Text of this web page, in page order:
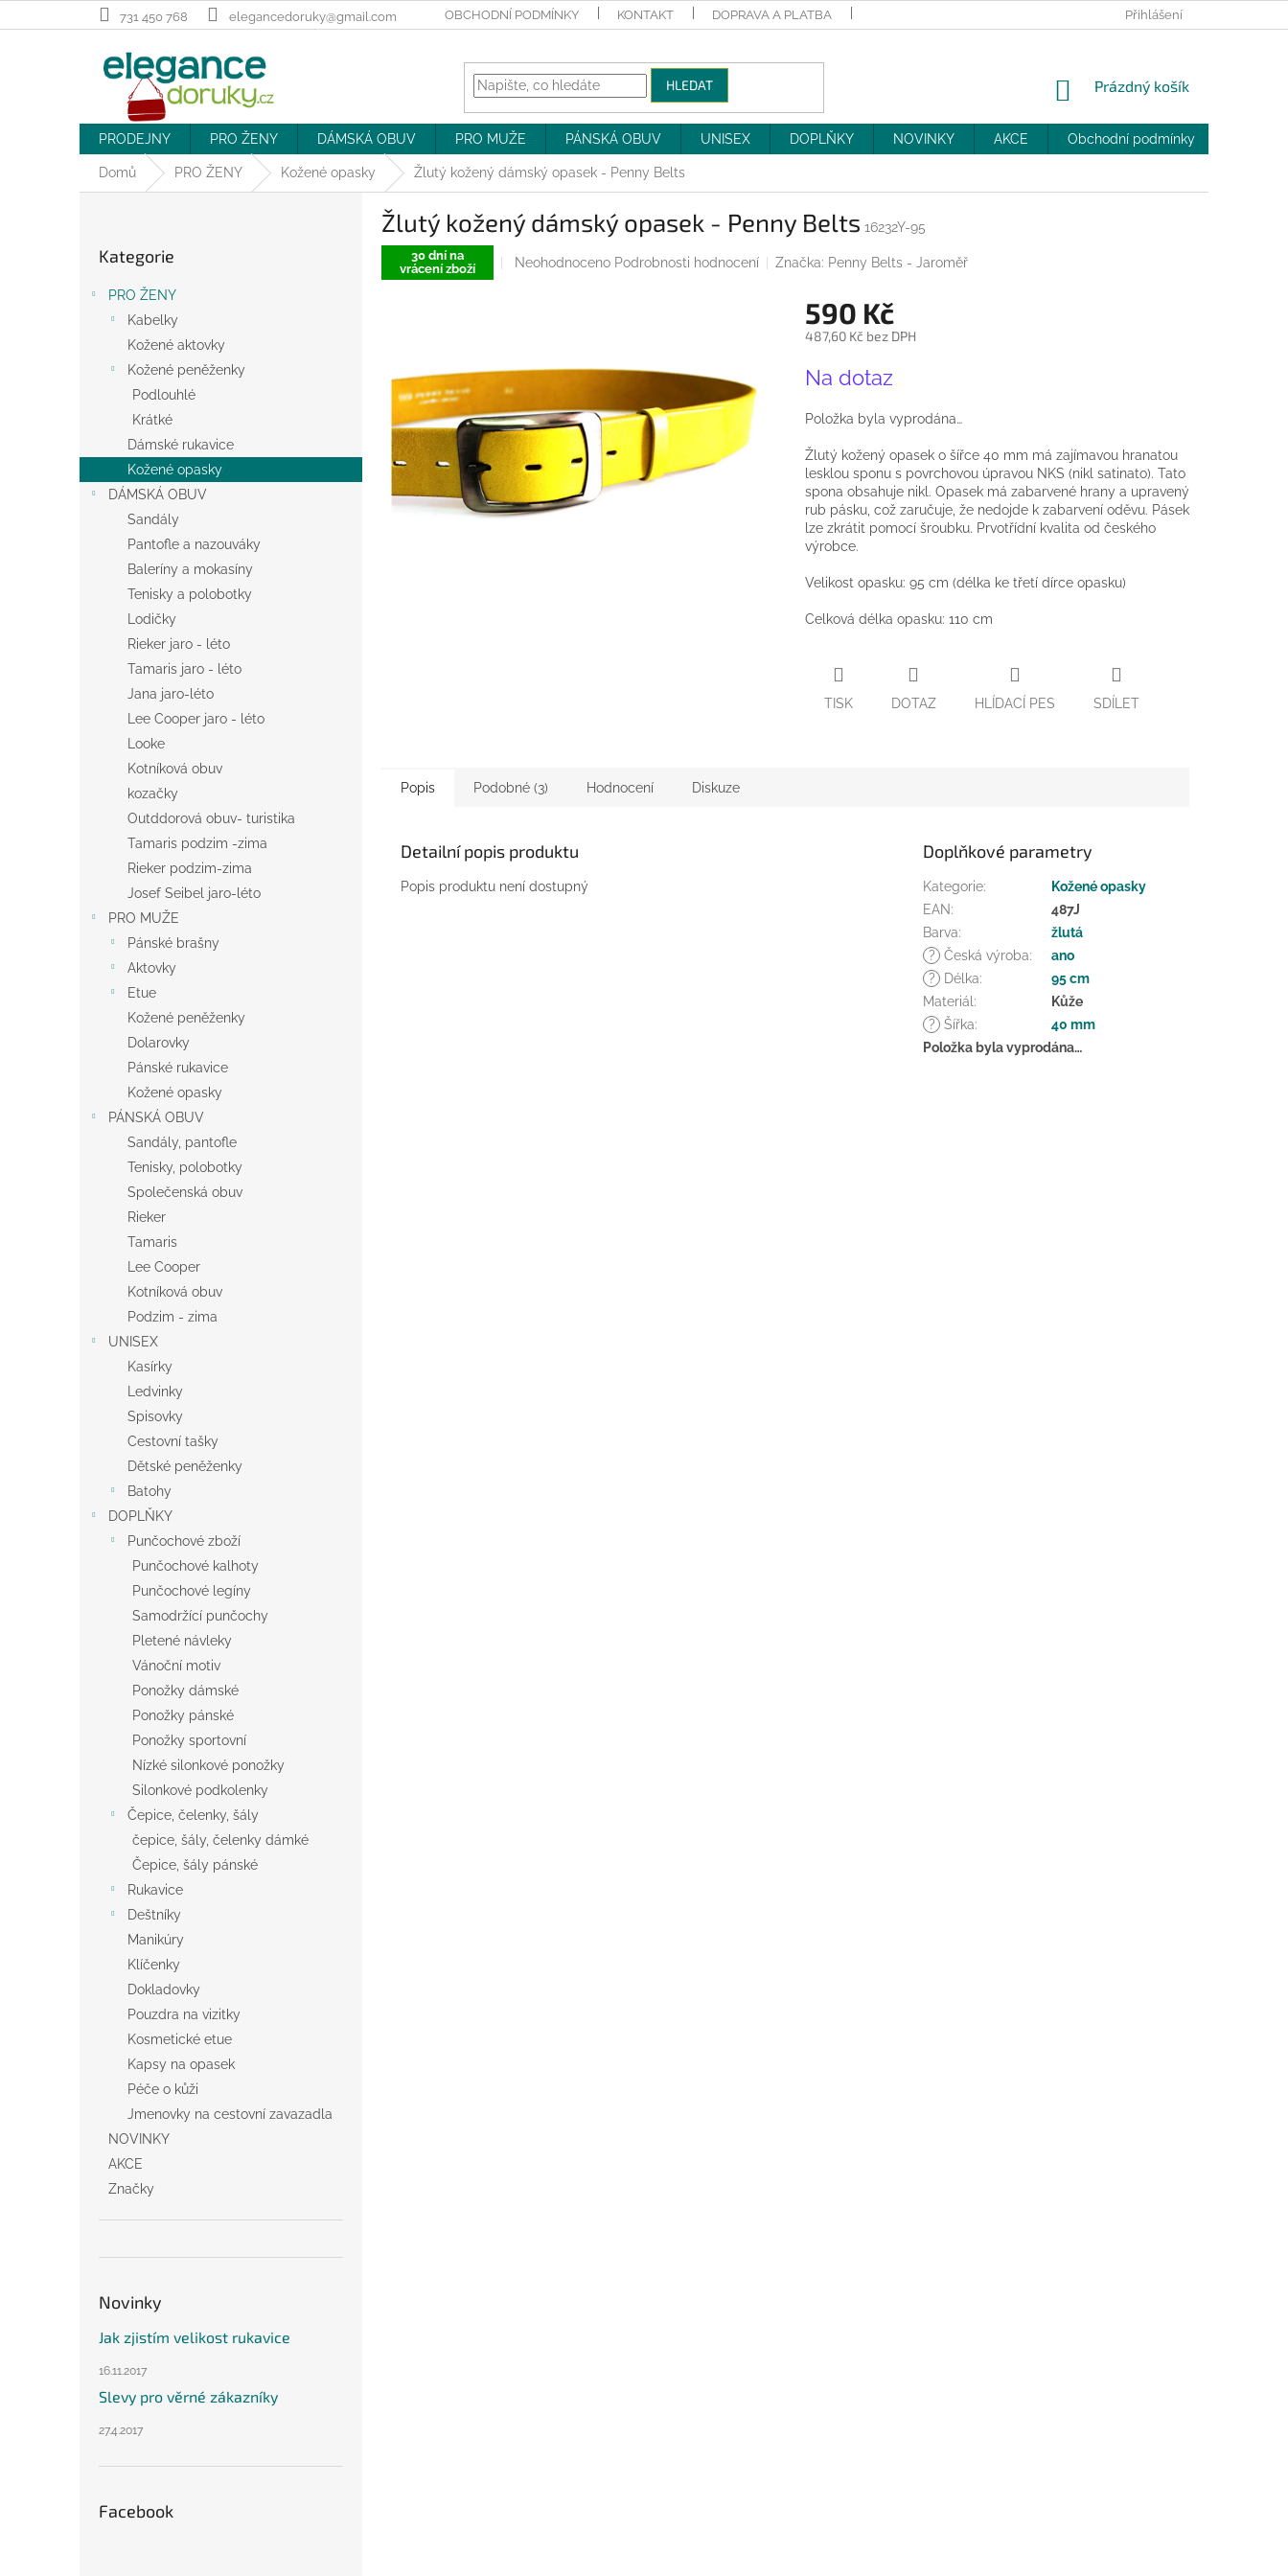
na
731 450 768 elegancedoruky@gmail.com OBCHODNÍ PODMÍNKY KONTAKT DOPRAVA A PLATBA MOJE OBJEDNÁVKA
Přihlášení
HLEDAT
NÁKUPNÍ
Prázdný košík
PRODEJNY PRO ŽENY DÁMSKÁ OBUV PRO MUŽE PÁNSKÁ OBUV UNISEX DOPLŇKY NOVINKY AKCE Obchodní podmínky
Domů PRO ŽENY Kožené opasky Žlutý kožený dámský opasek - Penny Belts
e
l
kategorie
Kategorie
PRO ŽENY
Kabelky
Kožené aktovky
Kožené peněženky
Podlouhlé
Krátké
Dámské rukavice
Kožené opasky
DÁMSKÁ OBUV
Sandály
Pantofle a nazouváky
Baleríny a mokasíny
Tenisky a polobotky
Lodičky
Rieker jaro - léto
Tamaris jaro - léto
Jana jaro-léto
Lee Cooper jaro - léto
Looke
Kotníková obuv
kozačky
Outddorová obuv- turistika
Tamaris podzim -zima
Rieker podzim-zima
Josef Seibel jaro-léto
PRO MUŽE
Pánské brašny
Aktovky
Etue
Kožené peněženky
Dolarovky
Pánské rukavice
Kožené opasky
PÁNSKÁ OBUV
Sandály, pantofle
Tenisky, polobotky
Společenská obuv
Rieker
Tamaris
Lee Cooper
Kotníková obuv
Podzim - zima
UNISEX
Kasírky
Ledvinky
Spisovky
Cestovní tašky
Dětské peněženky
Batohy
DOPLŇKY
Punčochové zboží
Punčochové kalhoty
Punčochové legíny
Samodržící punčochy
Pletené návleky
Vánoční motiv
Ponožky dámské
Ponožky pánské
Ponožky sportovní
Nízké silonkové ponožky
Silonkové podkolenky
Čepice, čelenky, šály
čepice, šály, čelenky dámké
Čepice, šály pánské
Rukavice
Deštníky
Manikúry
Klíčenky
Dokladovky
Pouzdra na vizitky
Kosmetické etue
Kapsy na opasek
Péče o kůži
Jmenovky na cestovní zavazadla
NOVINKY
AKCE
Značky
Novinky
Jak zjistím velikost rukavice
16.11.2017
Slevy pro věrné zákazníky
27.4.2017
Facebook
Žlutý kožený dámský opasek - Penny Belts 16232Y-95
30 dní na
vrácení zboží
Průměrné
5
hvězdiček.
Neohodnoceno Podrobnosti hodnocení Značka: Penny Belts - Jaroměř
590 Kč
487,60 Kč bez DPH
cena:
Na dotaz
Položka byla vyprodána…
Žlutý kožený opasek o šířce 40 mm má zajímavou hranatou
lesklou sponu s povrchovou úpravou NKS (nikl satinato). Tato
spona obsahuje nikl. Opasek má zabarvené hrany a upravený
rub pásku, což zaručuje, že nedojde k zabarvení oděvu. Pásek
lze zkrátit pomocí šroubku. Prvotřídní kvalita od českého
výrobce.
Velikost opasku: 95 cm (délka ke třetí dírce opasku)
Celková délka opasku: 110 cm
TISK DOTAZ HLÍDACÍ PES SDÍLET
Popis Podobné (3) Hodnocení Diskuze
Detailní popis produktu
Popis produktu není dostupný
Doplňkové parametry
Kategorie:
Kožené opasky
EAN:
487J
Barva:
žlutá
?
Česká výroba:
ano
?
Délka:
95 cm
Materiál :
Kůže
?
Šířka:
40 mm
Položka byla vyprodána…